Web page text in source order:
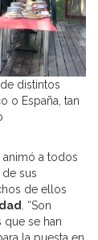
distintos
o España, tan
animó a todos
sus
de ellos
. “Son
se han